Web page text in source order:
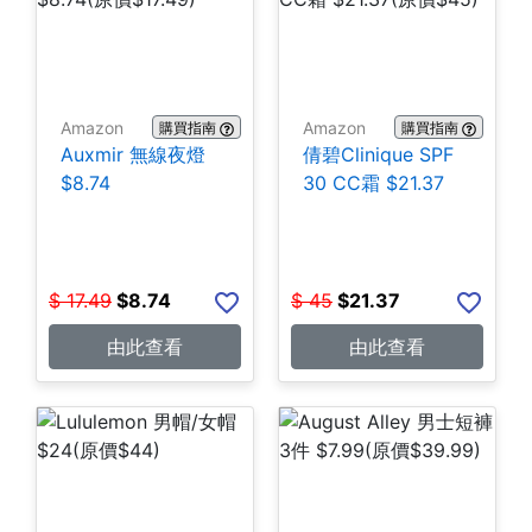
Amazon 購買指南
Auxmir 無線夜燈
$8.74
$ 17.49 $8.74
由此查看
Amazon 購買指南
倩碧Clinique SPF
30 CC霜 $21.37
$ 45 $21.37
由此查看